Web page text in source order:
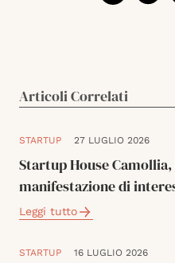
Articoli Correlati
STARTUP 27 LUGLIO 2026
Startup House
manifestazione di
Leggi tutto
STARTUP 16 LUGLIO 2026